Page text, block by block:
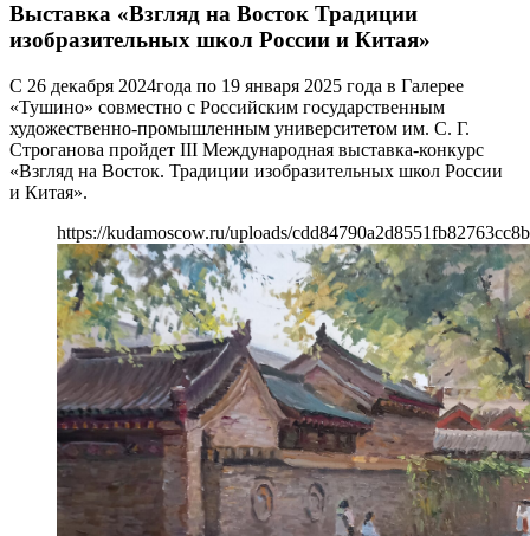
Выставка «Взгляд на Восток Традиции
изобразительных школ России и Китая»
С 26 декабря 2024года по 19 января 2025 года в Галерее
«Тушино» совместно с Российским государственным
художественно-промышленным университетом им. С. Г.
Строганова пройдет III Международная выставка-конкурс
«Взгляд на Восток. Традиции изобразительных школ России
и Китая».
https://kudamoscow.ru/uploads/